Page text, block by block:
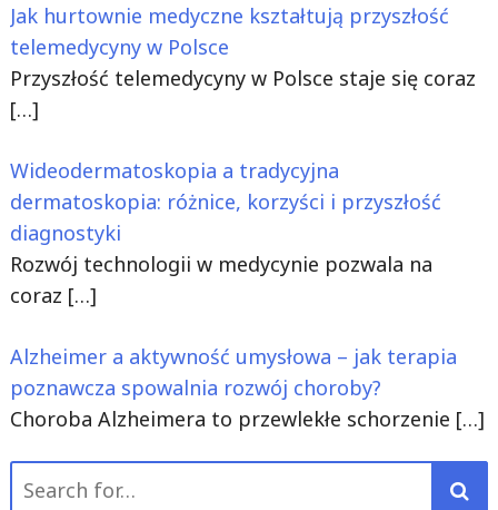
Jak hurtownie medyczne kształtują przyszłość
telemedycyny w Polsce
Przyszłość telemedycyny w Polsce staje się coraz
[…]
Wideodermatoskopia a tradycyjna
dermatoskopia: różnice, korzyści i przyszłość
diagnostyki
Rozwój technologii w medycynie pozwala na
coraz […]
Alzheimer a aktywność umysłowa – jak terapia
poznawcza spowalnia rozwój choroby?
Choroba Alzheimera to przewlekłe schorzenie […]